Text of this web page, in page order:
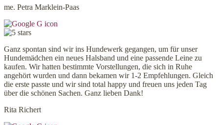
me. Petra Marklein-Paas
Ganz spontan sind wir ins Hundewerk gegangen, um für unser
Hundemädchen ein neues Halsband und eine passende Leine zu
kaufen. Wir hatten bestimmte Vorstellungen, die sich in Ruhe
angehört wurden und dann bekamen wir 1-2 Empfehlungen. Gleich
die erste passte und wir sind total happy und freuen uns jeden Tag
über die schönen Sachen. Ganz lieben Dank!
Rita Richert